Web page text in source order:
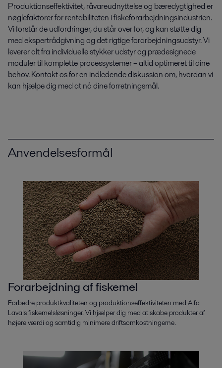
Produktionseffektivitet, råvareudnyttelse og bæredygtighed er
nøglefaktorer for rentabiliteten i fiskeforarbejdningsindustrien.
Vi forstår de udfordringer, du står over for, og kan støtte dig
med ekspertrådgivning og det rigtige forarbejdningsudstyr. Vi
leverer alt fra individuelle stykker udstyr og prædesignede
moduler til komplette processystemer – altid optimeret til dine
behov. Kontakt os for en indledende diskussion om, hvordan vi
kan hjælpe dig med at nå dine forretningsmål.
Anvendelsesformål
Forarbejdning af fiskemel
Forbedre produktkvaliteten og produktionseffektiviteten med Alfa
Lavals fiskemelsløsninger. Vi hjælper dig med at skabe produkter af
højere værdi og samtidig minimere driftsomkostningerne.